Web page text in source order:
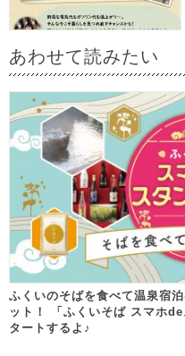
あわせて読みたい
ふくいのそばを食べて温泉宿
ット！ 「ふくいそば スマホ
タートするよ♪